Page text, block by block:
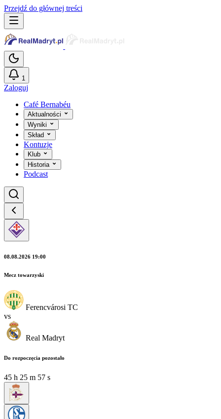
Przejdź do głównej treści
1
Zaloguj
Café Bernabéu
Aktualności
Wyniki
Skład
Kontuzje
Klub
Historia
Podcast
08.08.2026 19:00
Mecz towarzyski
Ferencvárosi TC
vs
Real Madryt
Do rozpoczęcia pozostało
45 h 25 m 56 s